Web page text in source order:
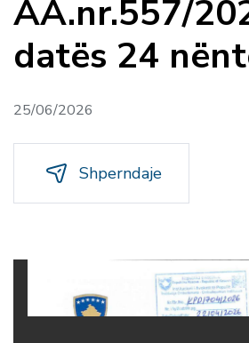
AA.nr.557/
datës 24
25/06/2026
Shperndaje